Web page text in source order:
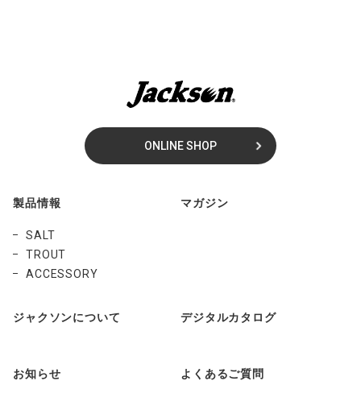
ONLINE SHOP
製品情報
SALT
TROUT
ACCESSORY
マガジン
ジャクソンについて デジタルカタログ
お知らせ よくあるご質問